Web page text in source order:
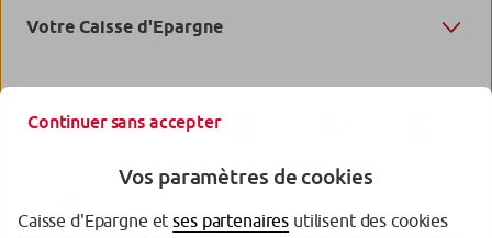
Votre Caisse d'Epargne
Continuer sans accepter
Vos paramètres de cookies
Caisse d'Epargne etses partenaires utilisent des cookies